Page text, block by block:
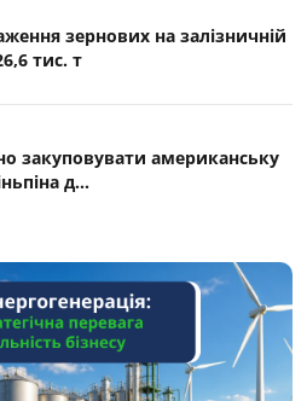
зернових на залізничній
тис. т
закуповувати американську
д...